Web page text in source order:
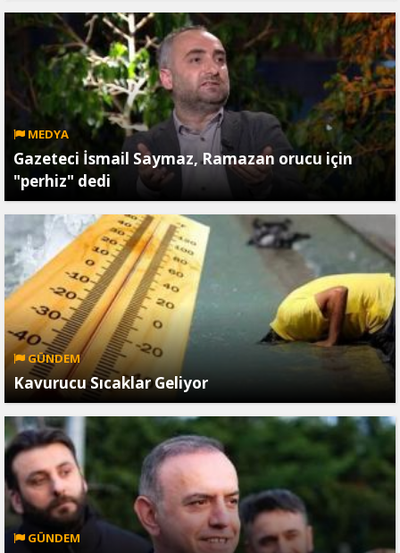
MEDYA
Gazeteci İsmail Saymaz, Ramazan orucu için
"perhiz" dedi
GÜNDEM
Kavurucu Sıcaklar Geliyor
GÜNDEM